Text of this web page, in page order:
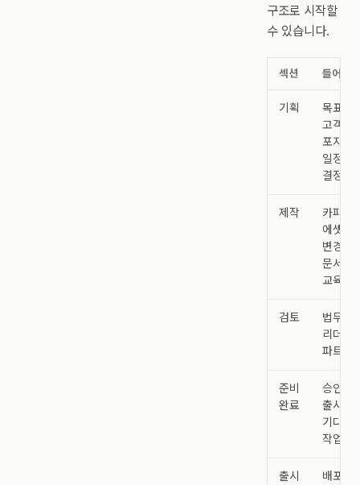
구조로 시작할
수 있습니다.
섹션 들어갈
기획
목표,
고객,
포지셔
일정,
결정
제작
카피,
에셋,
변경사
문서,
교육 자
검토
법무,
리더십
파트너
준비
완료
승인됐
출시를
기다리
작업
출시
배포,